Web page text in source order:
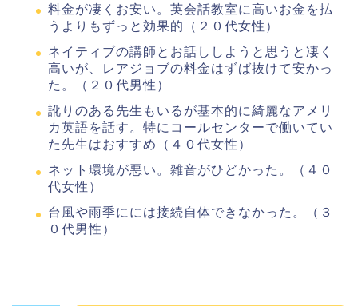
料金が凄くお安い。英会話教室に高いお金を払
うよりもずっと効果的（２０代女性）
ネイティブの講師とお話ししようと思うと凄く
高いが、レアジョブの料金はずば抜けて安かっ
た。（２０代男性）
訛りのある先生もいるが基本的に綺麗なアメリ
カ英語を話す。特にコールセンターで働いてい
た先生はおすすめ（４０代女性）
ネット環境が悪い。雑音がひどかった。（４０
代女性）
台風や雨季にには接続自体できなかった。（３
０代男性）